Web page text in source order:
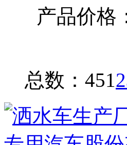
产品价格
总数：4512